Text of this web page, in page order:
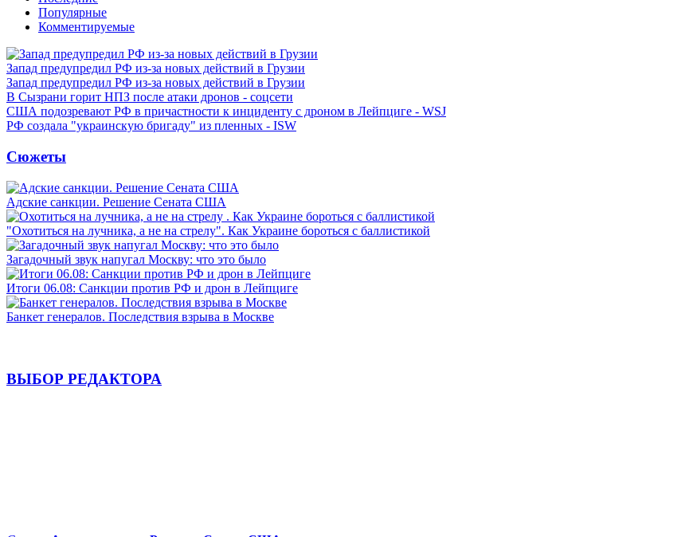
Популярные
Комментируемые
Запад предупредил РФ из-за новых действий в Грузии
Запад предупредил РФ из-за новых действий в Грузии
В Сызрани горит НПЗ после атаки дронов - соцсети
США подозревают РФ в причастности к инциденту с дроном в Лейпциге - WSJ
РФ создала "украинскую бригаду" из пленных - ISW
Сюжеты
Адские санкции. Решение Сената США
"Охотиться на лучника, а не на стрелу". Как Украине бороться с баллистикой
Загадочный звук напугал Москву: что это было
Итоги 06.08: Санкции против РФ и дрон в Лейпциге
Банкет генералов. Последствия взрыва в Москве
ВЫБОР РЕДАКТОРА